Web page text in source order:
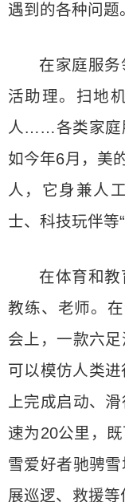
遇到的各种问题
在家庭服
活助理。扫地
人……各类家庭
如今年6月，美
人，它身兼人
士、科技玩伴等“
在体育和
教练、老师。
会上，一款六
可以模仿人类
上完成启动、
速为20公里，
雪爱好者驰骋
展巡逻、救援等